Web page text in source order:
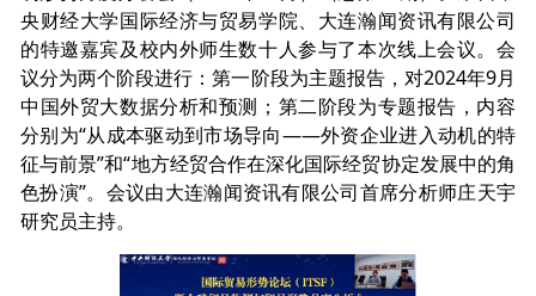
央财经大学国际经济与贸易学院、大连瀚闻资讯有限公司
的特邀嘉宾及校内外师生数十人参与了本次线上会议。会
议分为两个阶段进行：第一阶段为主题报告，对2024年9月
中国外贸大数据分析和预测；第二阶段为专题报告，内容
分别为“从成本驱动到市场导向——外资企业进入动机的特
征与前景”和“地方经贸合作在深化国际经贸协定发展中的角
色扮演”。会议由大连瀚闻资讯有限公司首席分析师庄天宇
研究员主持。